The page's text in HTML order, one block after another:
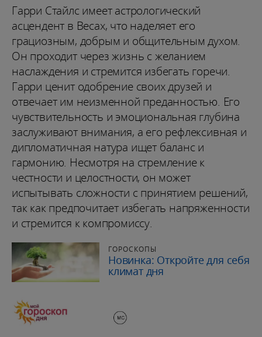
Гарри Стайлс имеет астрологический
асцендент в Весах, что наделяет его
грациозным, добрым и общительным духом.
Он проходит через жизнь с желанием
наслаждения и стремится избегать горечи.
Гарри ценит одобрение своих друзей и
отвечает им неизменной преданностью. Его
чувствительность и эмоциональная глубина
заслуживают внимания, а его рефлексивная и
дипломатичная натура ищет баланс и
гармонию. Несмотря на стремление к
честности и целостности, он может
испытывать сложности с принятием решений,
так как предпочитает избегать напряженности
и стремится к компромиссу.
ГОРОСКОПЫ
Новинка: Откройте для себя
климат дня